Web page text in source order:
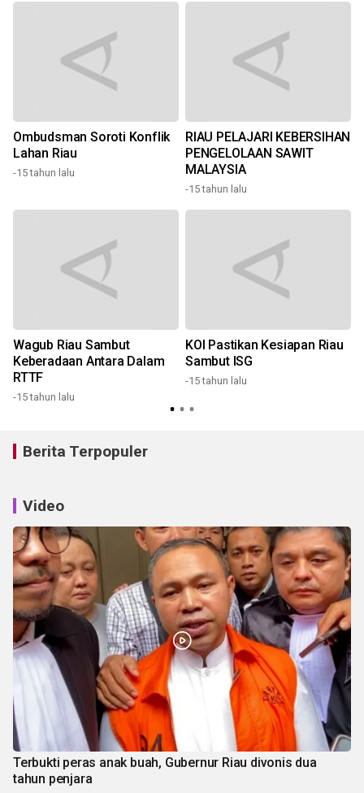
Ombudsman Soroti Konflik
Lahan Riau
-15 tahun lalu
RIAU PELAJARI KEBERSIHAN
PENGELOLAAN SAWIT
MALAYSIA
-15 tahun lalu
Wagub Riau Sambut
Keberadaan Antara Dalam
RTTF
-15 tahun lalu
KOI Pastikan Kesiapan Riau
Sambut ISG
-15 tahun lalu
Berita Terpopuler
Video
Terbukti peras anak buah, Gubernur Riau divonis dua
tahun penjara